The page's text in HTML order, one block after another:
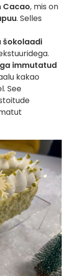
Cacao, mis on
. Selles
šokolaadi
immutatud
kakao
See